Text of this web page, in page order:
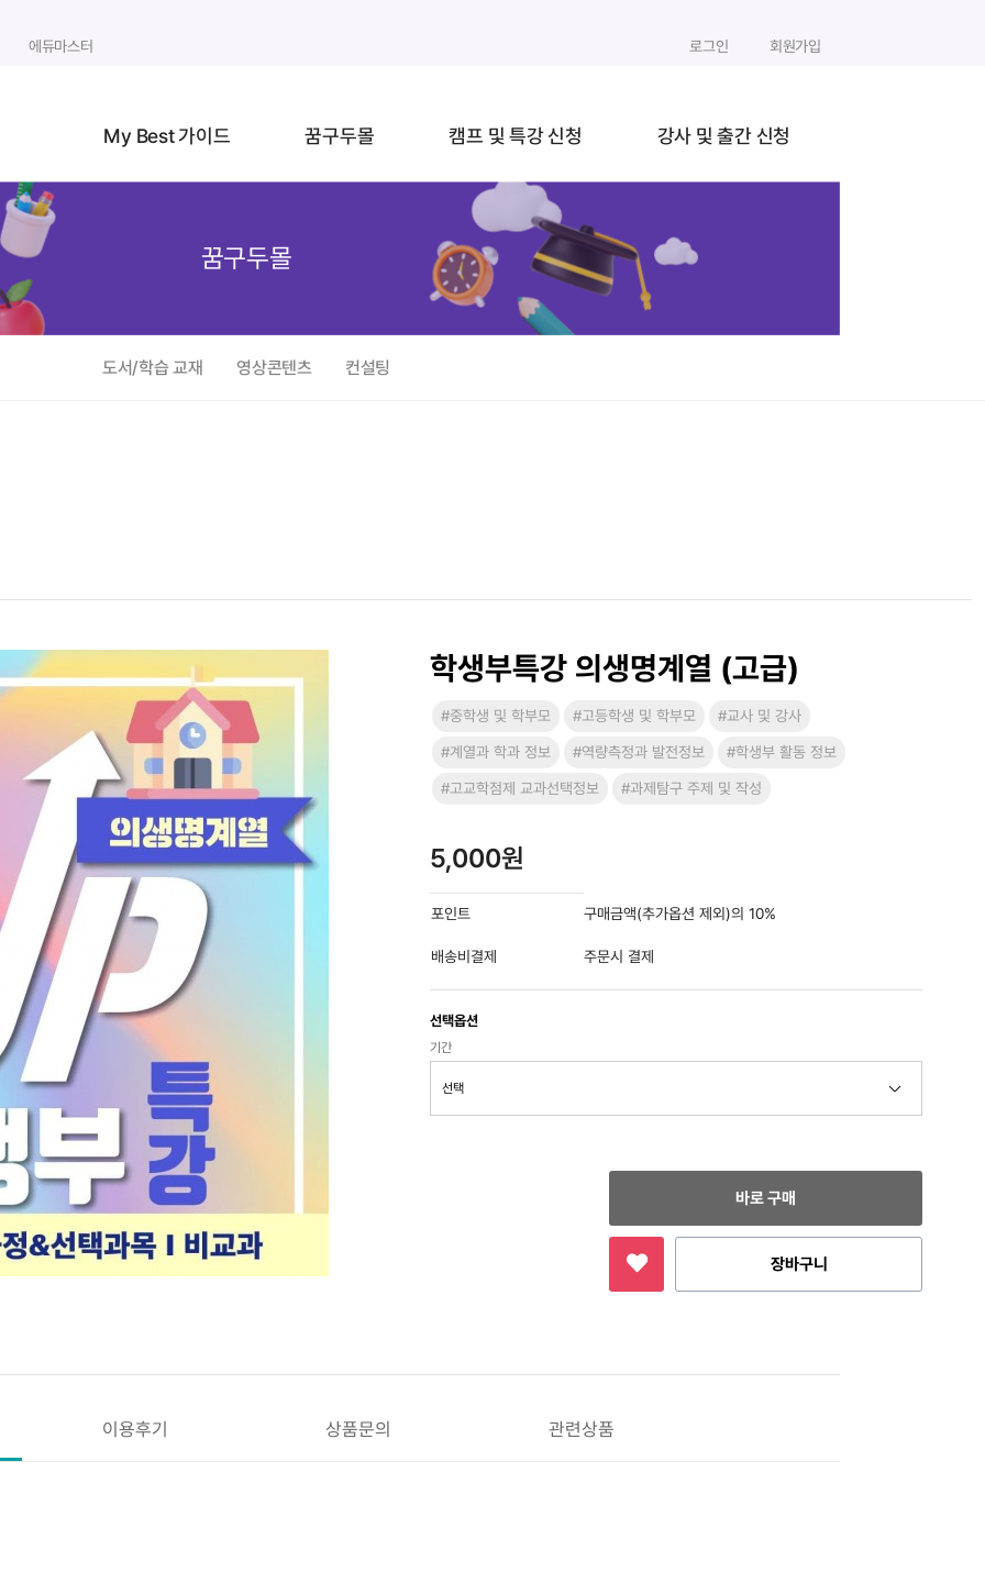
에듀마스터 로그인 회원가입
My Best 가이드 꿈구두몰 캠프 및 특강 신청 강사 및 출간 신청
꿈구두몰
도서/학습 교재 영상콘텐츠 컨설팅
학생부특강 의생명계열 (고급)
#중학생 및 학부모 #고등학생 및 학부모 #교사 및 강사
#계열과 학과 정보 #역량측정과 발전정보 #학생부 활동 정보
#고교학점제 교과선택정보 #과제탐구 주제 및 작성
5,000원
포인트 구매금액(추가옵션 제외)의 10%
배송비결제 주문시 결제
선택옵션
기간
바로 구매
장바구니
이용후기 상품문의 관련상품